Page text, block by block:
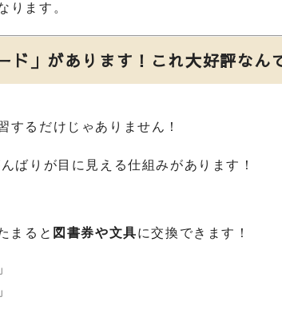
ります。
ド」があります！これ大好評なん
するだけじゃありません！
ばりが目に見える仕組みがあります！
まると 図書券や文具に交換できます！